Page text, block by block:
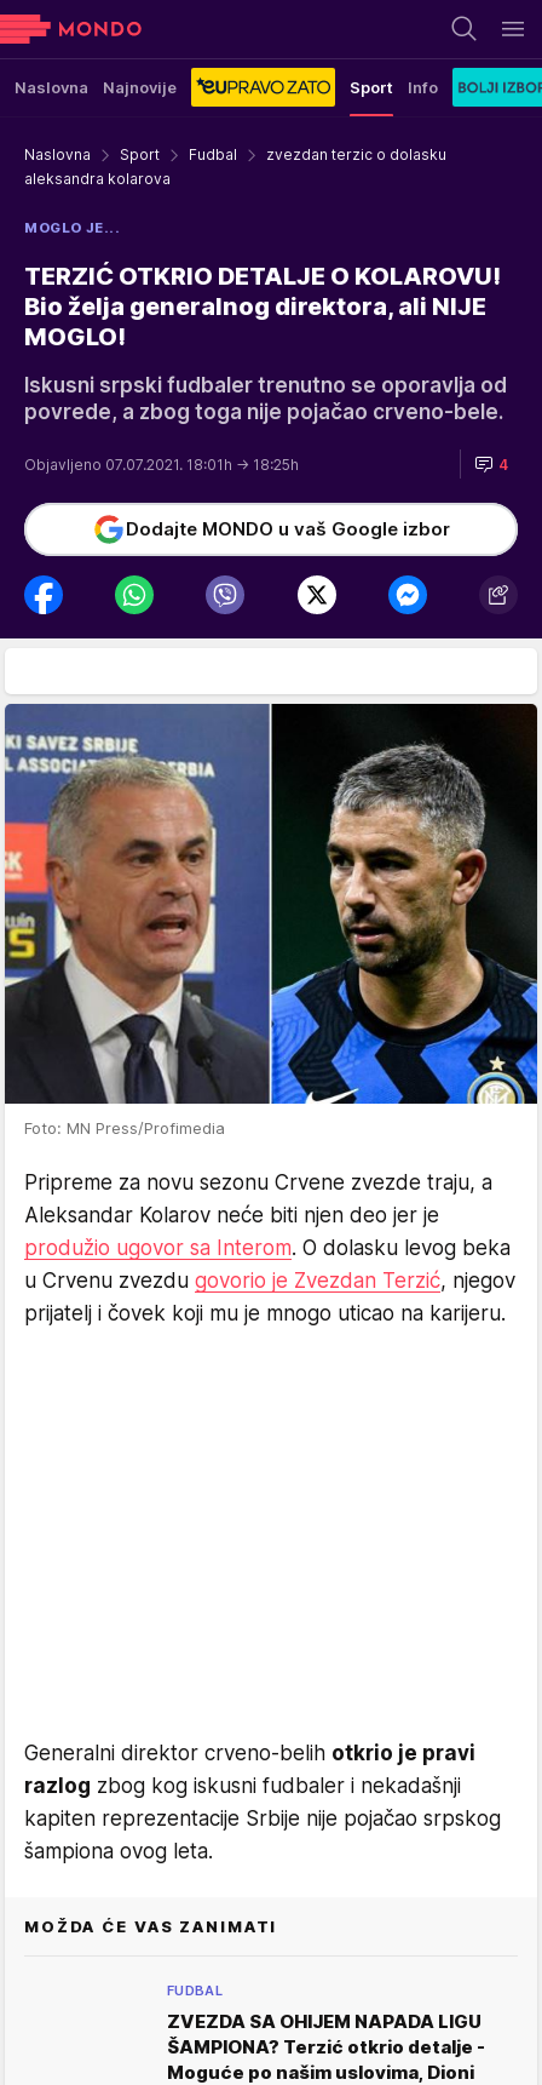
Naslovna Najnovije Sport Info
Naslovna Sport Fudbal
zvezdan terzic o dolasku
aleksandra kolarova
MOGLO JE...
TERZIĆ OTKRIO DETALJE O KOLAROVU!
Bio želja generalnog direktora, ali NIJE
MOGLO!
Iskusni srpski fudbaler trenutno se oporavlja od
povrede, a zbog toga nije pojačao crveno-bele.
Objavljeno 07.07.2021. 18:01h → 18:25h 4
Dodajte MONDO u vaš Google izbor
Foto: MN Press/Profimedia
Pripreme za novu sezonu Crvene zvezde traju, a
Aleksandar Kolarov neće biti njen deo jer je
produžio ugovor sa Interom. O dolasku levog beka
u Crvenu zvezdu govorio je Zvezdan Terzić, njegov
prijatelj i čovek koji mu je mnogo uticao na karijeru.
Generalni direktor crveno-belih otkrio je pravi
razlog zbog kog iskusni fudbaler i nekadašnji
kapiten reprezentacije Srbije nije pojačao srpskog
šampiona ovog leta.
MOŽDA ĆE VAS ZANIMATI
FUDBAL
ZVEZDA SA OHIJEM NAPADA LIGU
ŠAMPIONA? Terzić otkrio detalje -
Moguće po našim uslovima, Dioni